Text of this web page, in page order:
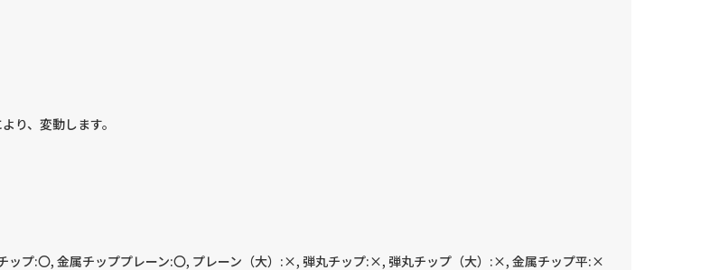
り、変動します。
ップ:〇, 金属チッププレーン:〇, プレーン（大）:×, 弾丸チップ:×, 弾丸チップ（大）:×, 金属チップ平:×